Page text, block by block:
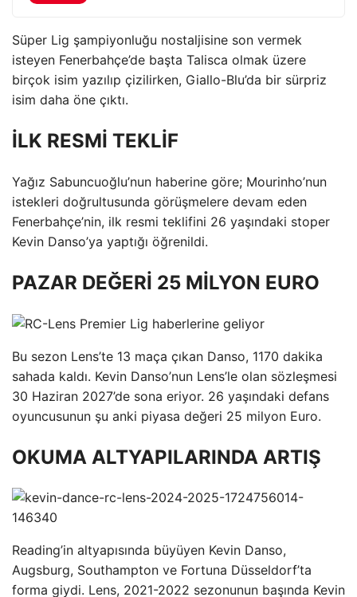
Süper Lig şampiyonluğu nostaljisine son vermek
isteyen Fenerbahçe’de başta Talisca olmak üzere
birçok isim yazılıp çizilirken, Giallo-Blu’da bir sürpriz
isim daha öne çıktı.
İLK RESMİ TEKLİF
Yağız Sabuncuoğlu’nun haberine göre; Mourinho’nun
istekleri doğrultusunda görüşmelere devam eden
Fenerbahçe’nin, ilk resmi teklifini 26 yaşındaki stoper
Kevin Danso’ya yaptığı öğrenildi.
PAZAR DEĞERİ 25 MİLYON EURO
Bu sezon Lens’te 13 maça çıkan Danso, 1170 dakika
sahada kaldı. Kevin Danso’nun Lens’le olan sözleşmesi
30 Haziran 2027’de sona eriyor. 26 yaşındaki defans
oyuncusunun şu anki piyasa değeri 25 milyon Euro.
OKUMA ALTYAPILARINDA ARTIŞ
Reading’in altyapısında büyüyen Kevin Danso,
Augsburg, Southampton ve Fortuna Düsseldorf’ta
forma giydi. Lens, 2021-2022 sezonunun başında Kevin